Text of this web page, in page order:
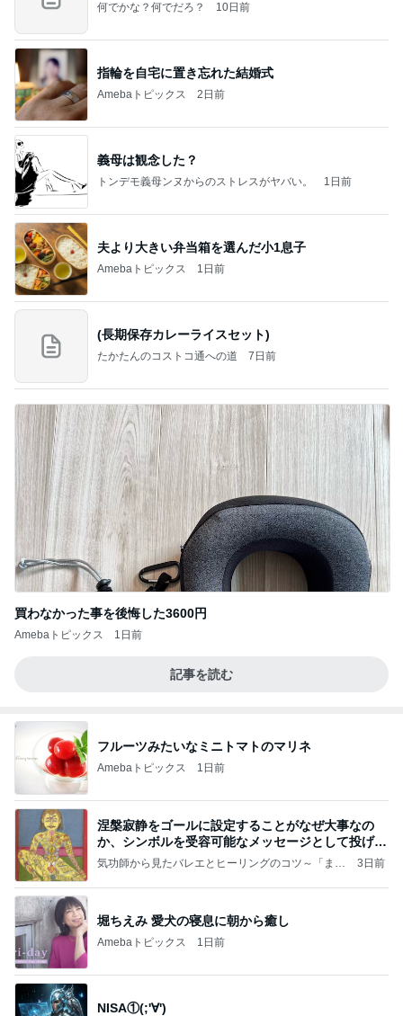
何でかな？何でだろ？ 10日前
指輪を自宅に置き忘れた結婚式
Amebaトピックス 2日前
義母は観念した？
トンデモ義母ンヌからのストレスがヤバい。 1日前
夫より大きい弁当箱を選んだ小1息子
Amebaトピックス 1日前
(長期保存カレーライスセット)
たかたんのコストコ通への道 7日前
買わなかった事を後悔した3600円
Amebaトピックス 1日前
記事を読む
フルーツみたいなミニトマトのマリネ
Amebaトピックス 1日前
涅槃寂静をゴールに設定することがなぜ大事なの
か、シンボルを受容可能なメッセージとして投げる
ことが
気功師から見たバレエとヒーリングのコツ～「まと
3日前
堀ちえみ 愛犬の寝息に朝から癒し
Amebaトピックス 1日前
NISA①(;'∀')